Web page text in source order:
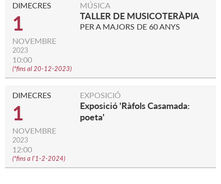
DIMECRES
1
NOVEMBRE
2023
10:00
(*fins al 20-12-2023)
MÚSICA
TALLER DE MUSICOTERÀPIA
PER A MAJORS DE 60 ANYS
DIMECRES
1
NOVEMBRE
2023
12:00
(*fins a l'1-2-2024)
EXPOSICIÓ
Exposició 'Ràfols Casamada:
poeta'